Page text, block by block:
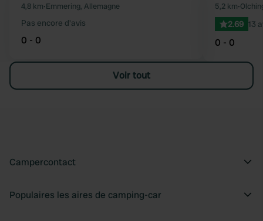
Préféré
4,8 km•Emmering, Allemagne
Pas encore d'avis
0 - 0
5,2 km•
2.69 13
0 - 0
Voir tout
Campercontact
Populaires les aires de camping-car